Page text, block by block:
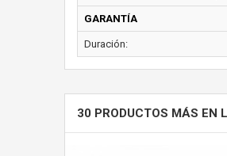
GARANTÍA
Duración:
30 PRODUCTOS MÁS EN